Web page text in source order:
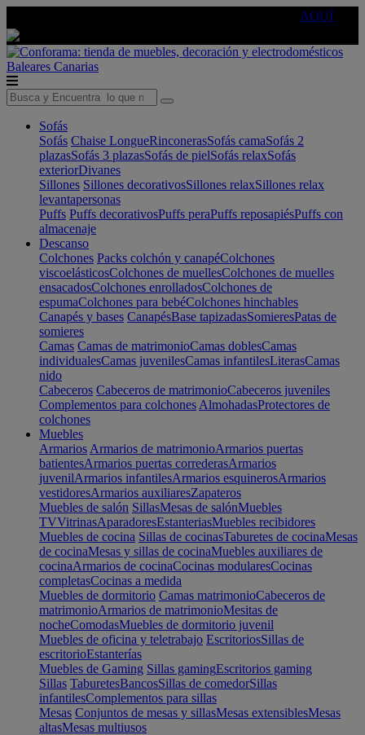
AQUÍ
Baleares Canarias
Sofás
Sofás Chaise LongueRinconerasSofás camaSofás 2
plazasSofás 3 plazasSofás de pielSofás relaxSofás
exteriorDivanes
Sillones Sillones decorativosSillones relaxSillones relax
levantapersonas
Puffs Puffs decorativosPuffs peraPuffs reposapiésPuffs con
almacenaje
Descanso
Colchones Packs colchón y canapéColchones
viscoelásticosColchones de muellesColchones de muelles
ensacadosColchones enrolladosColchones de
espumaColchones para bebéColchones hinchables
Canapés y bases CanapésBase tapizadasSomieresPatas de
somieres
Camas Camas de matrimonioCamas doblesCamas
individualesCamas juvenilesCamas infantilesLiterasCamas
nido
Cabeceros Cabeceros de matrimonioCabeceros juveniles
Complementos para colchones AlmohadasProtectores de
colchones
Muebles
Armarios Armarios de matrimonioArmarios puertas
batientesArmarios puertas correderasArmarios
juvenilArmarios infantilesArmarios esquinerosArmarios
vestidoresArmarios auxiliaresZapateros
Muebles de salón SillasMesas de salónMuebles
TVVitrinasAparadoresEstanteriasMuebles recibidores
Muebles de cocina Sillas de cocinasTaburetes de cocinaMesas
de cocinaMesas y sillas de cocinaMuebles auxiliares de
cocinaArmarios de cocinaCocinas modularesCocinas
completasCocinas a medida
Muebles de dormitorio Camas matrimonioCabeceros de
matrimonioArmarios de matrimonioMesitas de
nocheComodasMuebles de dormitorio juvenil
Muebles de oficina y teletrabajo EscritoriosSillas de
escritorioEstanterías
Muebles de Gaming Sillas gamingEscritorios gaming
Sillas TaburetesBancosSillas de comedorSillas
infantilesComplementos para sillas
Mesas Conjuntos de mesas y sillasMesas extensiblesMesas
altasMesas multiusos